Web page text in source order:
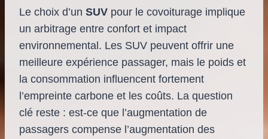
Le choix d’un SUV pour le covoiturage implique
un arbitrage entre confort et impact
environnemental. Les SUV peuvent offrir une
meilleure expérience passager, mais le poids et
la consommation influencent fortement
l’empreinte carbone et les coûts. La question
clé reste : est-ce que l’augmentation de
passagers compense l’augmentation des